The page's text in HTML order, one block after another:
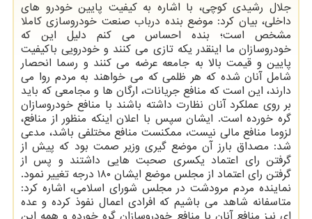
جلال رشیدی کوچی، با اشاره به کیفیت پایین خودرو های
داخلی، بیان کرد: موضع بنده درباب صنعت خودروسازی کاملا
مشخص است؛ بنده احساس می کنم دلیل این که
خودروسازان ما اینقدر یکه تازی می کنند و خودرویی باکیفیت
پایین و قیمت بالا به جامعه عرضه می کنند و رسما انحصار
شامل آنان شده که هر ظلمی که می خواهند به مردم روا می
دارند، این است که منافع جریانات، ارگان ها و مجامعی که باید
بر روی عملکرد آنان نظارت داشته باشند با منافع خودروسازان
گره خورده است. ایشان سپس با اعلان اینکه منظور از منافع،
لزوما منافع مالی نیست، ممکنست منافع مختلفی باشد، مدعی
شد: مصداق بارز آن موضع گیری وزیر صمت بود که پیش از
گرفتن رای اعتماد یکسری صحبت هایی داشتند و پس از
گرفتن رای اعتماد از مجلس موضع ایشان ۱۸۰ درجه تغییر نمود.
نماینده مردم مرودشت در مجلس شورای اسلامی، اشاره کرد:
متاسفانه شاهد می باشیم که افرادی اعمال نفوذ کرده و عده